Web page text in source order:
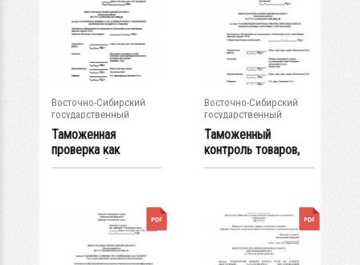
Восточно-Сибирский
государственный
университет...
Таможенная
проверка как
основная форма...
Восточно-Сибирский
государственный
университет...
Таможенный
контроль товаров,
перемещаемых в...